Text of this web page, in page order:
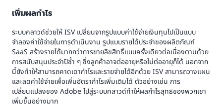
เพิ่มผลกำไร
ระบบคลาวด์ช่วยให้ ISV เปลี่ยนจากรูปแบบค่าใช้จ่ายเงินทุนไปเป็นแบบ
จำลองค่าใช้จ่ายในการดำเนินงาน รูปแบบรายได้ประจำของผลิตภัณฑ์
SaaS สร้างรายได้มากกว่าการขายลิขสิทธิ์แบบครั้งเดียวต่อเนื่องตามด้วย
การสนับสนุนประจำปีซ้ำ ๆ ซึ่งลูกค้าอาจต่ออายุหรือไม่ต่ออายุก็ได้ นอกจาก
นี้ยังทำให้สามารถคาดเดากำไรและรายจ่ายได้อีกด้วย ISV สามารถวางแผน
และลดค่าใช้จ่ายเพื่อเพิ่มอัตรากำไรเพิ่มเติมได้ ตัวอย่างเช่น การ
เปลี่ยนแปลงของ Adobe ไปสู่ระบบคลาวด์ทำให้ผลกำไรสุทธิของพวกเขา
เพิ่มขึ้นอย่างมาก